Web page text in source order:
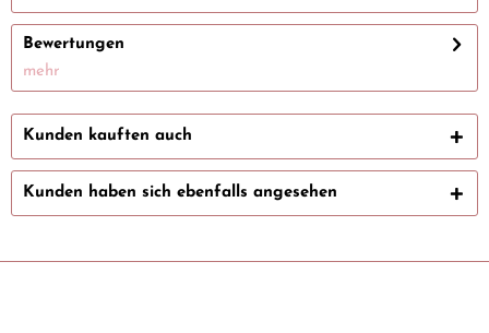
Bewertungen
mehr
Kunden kauften auch
Kunden haben sich ebenfalls angesehen